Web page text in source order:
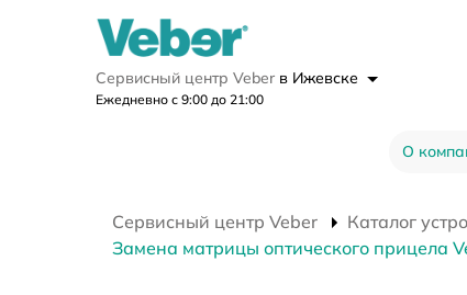
Сервисный центр Veber в Ижевске
Ежедневно с 9:00 до 21:00
О
Сервисный центр Veber Каталог
Замена матрицы оптического прицела